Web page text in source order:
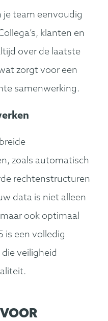
je team eenvoudig
klanten en
over de laatste
zorgt voor een
samenwerking.
zoals automatisch
rechtenstructuren
data is niet alleen
ook optimaal
is een volledig
veiligheid